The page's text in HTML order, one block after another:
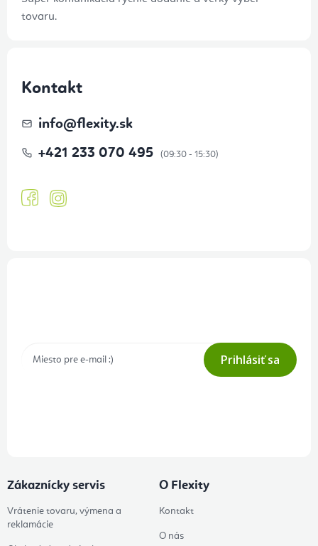
tovaru.
Kontakt
info@flexity.sk
+421 233 070 495
Prihlásiť sa
Zákaznícky servis
Vrátenie tovaru, výmena a
reklamácie
O Flexity
Kontakt
O nás